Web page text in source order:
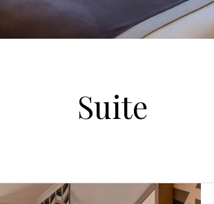
Suite